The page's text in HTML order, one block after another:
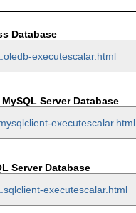
Database
executescalar.html
Server Database
executescalar.html
Server Database
executescalar.html